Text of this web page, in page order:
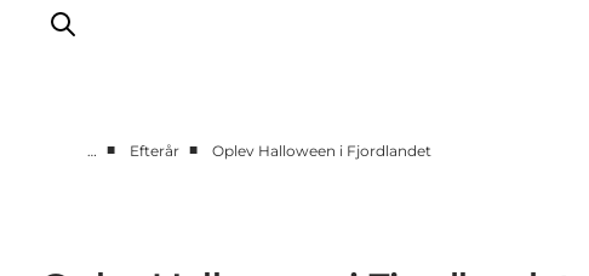
… ■ Efterår ■ Oplev Halloween i Fjordlandet